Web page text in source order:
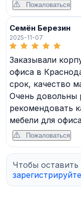
Пожаловаться
Семён Березин
2025-11-07
Заказывали
офиса в
срок, качество
Очень довольны
рекомендовать
мебели для
Пожаловаться
Чтобы оставить